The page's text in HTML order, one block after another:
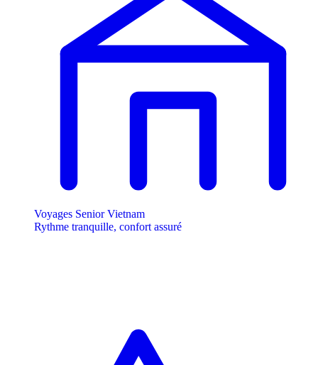
Voyages Senior Vietnam
Rythme tranquille, confort assuré